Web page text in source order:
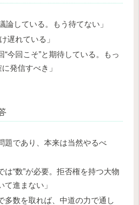
論している。もう待てない」
遅れている」
“今回こそ”と期待している。もっ
発信すべき」
題であり、本来は当然やるべ
は“数”が必要。拒否権を持つ大物
て進まない」
多数を取れば、中道の力で通し